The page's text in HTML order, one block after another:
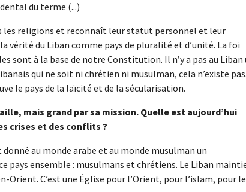
du terme (...)
les religions et reconnaît leur statut personnel et leur
vérité du Liban comme pays de pluralité et d’unité. La foi
sont à la base de notre Constitution. Il n’y a pas au Liban
qui ne soit ni chrétien ni musulman, cela n’existe pas.
le pays de la laïcité et de la sécularisation.
mais grand par sa mission. Quelle est aujourd’hui
crises et des conflits ?
au monde arabe et au monde musulman un
pays ensemble : musulmans et chrétiens. Le Liban
Orient. C’est une Église pour l’Orient, pour l’islam, pour